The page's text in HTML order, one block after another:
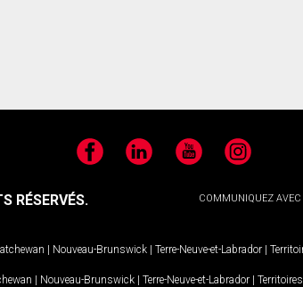
FacebookLinkedIn YouTubeInstagram
COMMUNIQUEZ AVEC
RÉSERVÉS.
| Nouveau-Brunswick | Terre-Neuve-et-Labrador |
| Nouveau-Brunswick | Terre-Neuve-et-Labrador |